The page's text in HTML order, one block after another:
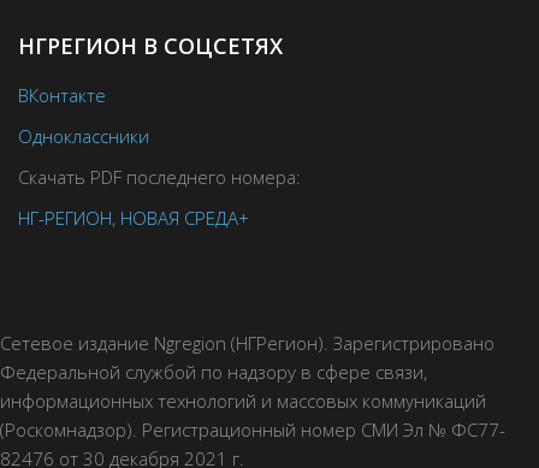
НГРЕГИОН В СОЦСЕТЯХ
ВКонтакте
Одноклассники
Скачать PDF последнего номера:
НГ-РЕГИОН, НОВАЯ СРЕДА+
Сетевое издание Ngregion (НГРегион). Зарегистрировано
Федеральной службой по надзору в сфере связи,
информационных технологий и массовых коммуникаций
(Роскомнадзор). Регистрационный номер СМИ Эл № ФС77-
82476 от 30 декабря 2021 г.